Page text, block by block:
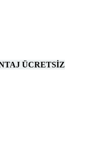
ÜCRETSİZ